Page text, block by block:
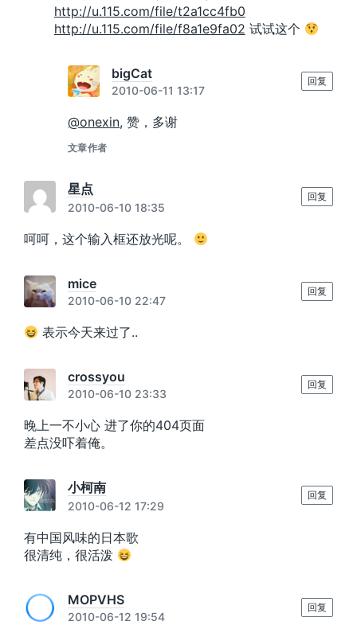
http://u.115.com/file/t2a1cc4fb0
http://u.115.com/file/f8a1e9fa02 试试这个
bigCat
2010-06-11 13:17
@onexin, 赞，多谢
文章作者
回复
星点
2010-06-10 18:35
呵呵，这个输入框还放光呢。
回复
mice
2010-06-10 22:47
表示今天来过了..
回复
crossyou
2010-06-10 23:33
晚上一不小心 进了你的404页面
差点没吓着俺。
回复
小柯南
2010-06-12 17:29
有中国风味的日本歌
很清纯，很活泼
回复
MOPVHS
2010-06-12 19:54
回复